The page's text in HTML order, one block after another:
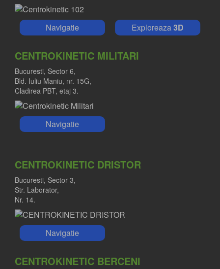
Navigatie Exploreaza3D
CENTROKINETIC MILITARI
Bucuresti, Sector 6,
Bld. Iuliu Maniu, nr. 15G,
Cladirea PBT, etaj 3.
Navigatie
CENTROKINETIC DRISTOR
Bucuresti, Sector 3,
Str. Laborator,
Nr. 14.
Navigatie
CENTROKINETIC BERCENI